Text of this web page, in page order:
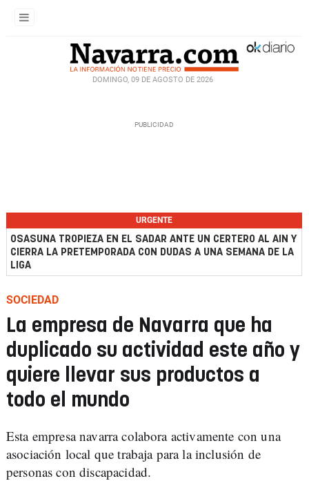
DOMINGO, 09 DE AGOSTO DE 2026
URGENTE
OSASUNA TROPIEZA EN EL SADAR ANTE UN CERTERO AL AIN Y
CIERRA LA PRETEMPORADA CON DUDAS A UNA SEMANA DE LA
LIGA
SOCIEDAD
La empresa de Navarra que ha
duplicado su actividad este año y
quiere llevar sus productos a
todo el mundo
Esta empresa navarra colabora activamente con una
asociación local que trabaja para la inclusión de
personas con discapacidad.